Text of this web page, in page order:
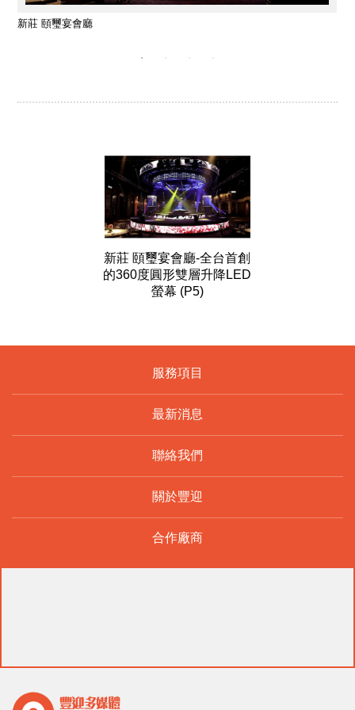
新莊 頤璽宴會廳
新莊 頤璽宴會廳-全台首創
的360度圓形雙層升降LED
螢幕 (P5)
服務項目
最新消息
聯絡我們
關於豐迎
合作廠商